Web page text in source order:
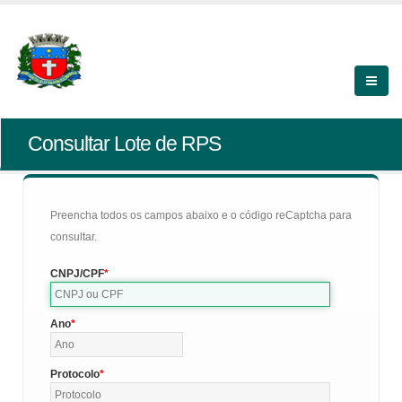
Consultar Lote de RPS
Preencha todos os campos abaixo e o código reCaptcha para
consultar.
CNPJ/CPF
Ano
Protocolo